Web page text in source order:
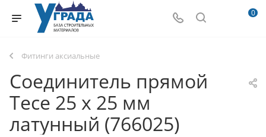
0
Фитинги аксиальные
Соединитель прямой
Tece 25 х 25 мм
латунный (766025)